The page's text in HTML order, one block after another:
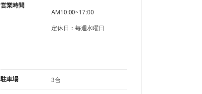
営業時間
AM10:00~17:00
定休日：毎週水曜日
駐車場 3台